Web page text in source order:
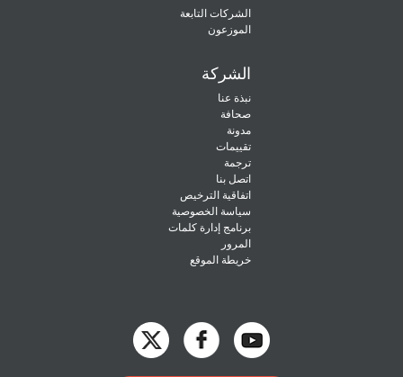
الشركات التابعة
الموزعون
الشركة
نبذة عنا
صحافة
مدونة
تقييمات
ترجمة
اتصل بنا
اتفاقية الترخيص
سياسة الخصوصية
برنامج إدارة كلمات
المرور
خريطة الموقع